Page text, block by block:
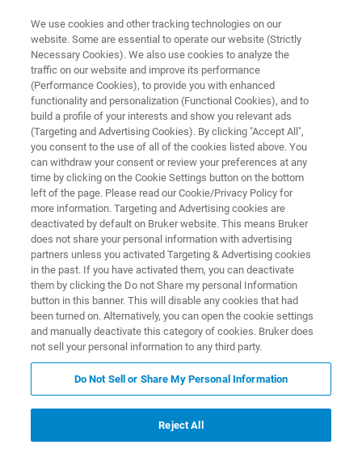
産業用のTD-NMRソリューション
minispec オートメーション
minispec 専用の新しいサンプルオートメーシ
ョンシステム
We use cookies and other tracking technologies on our
website. Some are essential to operate our website (Strictly
Necessary Cookies). We also use cookies to analyze the
traffic on our website and improve its performance
(Performance Cookies), to provide you with enhanced
functionality and personalization (Functional Cookies), and to
build a profile of your interests and show you relevant ads
(Targeting and Advertising Cookies). By clicking "Accept All",
you consent to the use of all of the cookies listed above. You
can withdraw your consent or review your preferences at any
time by clicking on the Cookie Settings button on the bottom
left of the page. Please read our Cookie/Privacy Policy for
more information. Targeting and Advertising cookies are
deactivated by default on Bruker website. This means Bruker
does not share your personal information with advertising
partners unless you activated Targeting & Advertising cookies
in the past. If you have activated them, you can deactivate
them by clicking the Do not Share my personal Information
button in this banner. This will disable any cookies that had
been turned on. Alternatively, you can open the cookie settings
and manually deactivate this category of cookies. Bruker does
not sell your personal information to any third party.
Do Not Sell or Share My Personal Information
Reject All